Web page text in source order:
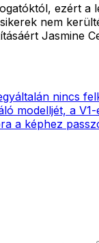
ezért
nem
Jasmine
nincs
modelljét, a V1-
a képhez